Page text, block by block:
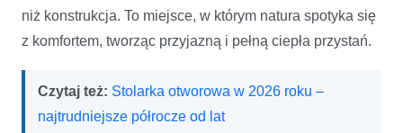
niż konstrukcja. To miejsce, w którym natura spotyka się
z komfortem, tworząc przyjazną i pełną ciepła przystań.
Czytaj też: Stolarka otworowa w 2026 roku –
najtrudniejsze półrocze od lat